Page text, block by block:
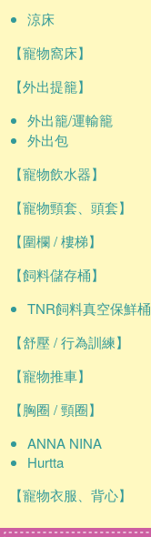
涼床
【寵物窩床】
【外出提籠】
外出籠/運輸籠
外出包
【寵物飲水器】
【寵物頸套、頭套】
【圍欄 / 樓梯】
【飼料儲存桶】
TNR飼料真空保鮮桶
【舒壓 / 行為訓練】
【寵物推車】
【胸圈 / 頸圈】
ANNA NINA
Hurtta
【寵物衣服、背心】